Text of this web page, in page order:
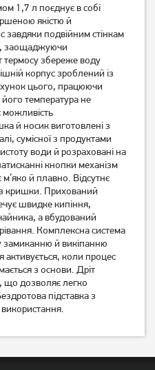
Електрочайник Tefal
KO260130
2 299грн
2 039грн
Електрочайник Edler
EK8055 Red
399грн
1,7 л поєднує в собі
якістю й
завдяки подвійним стінкам
заощаджуючи
термосу збереже воду
корпус зроблений із
цього, працюючи
його температура не
й носик виготовлені з
сумісної з продуктами
води й розраховані на
кнопки механізм
й плавно. Відсутнє
кришки. Прихований
швидке кипіння,
чайника, а вбудований
Комплексна система
замиканню й викіпанню
коли процес
з основи. Дріт
що дозволяє легко
підставка з